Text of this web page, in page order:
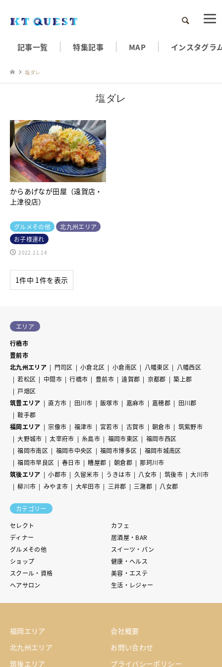
検索
記事一覧 特集記事 MAP インスタグラ
塩ダレ
塩ダレ
からあげなが田屋（遠賀店・
上津役店）
グルメその他
北九州エリア
お子様連れ
2022.11.14
1件中 1件を表示
エリア
行橋市
豊前市
北九州エリア
門司区 小倉北区 小倉南区 八幡東区
八幡西区
若松区
中間市 行橋市 豊前市 遠賀郡 京都郡
築上郡
戸畑区
筑豊エリア
直方市 田川市 飯塚市 嘉麻市 嘉穂郡
田川郡
鞍手郡
福岡エリア
宗像市 福津市 宮若市 古賀市 朝倉市
筑紫野市
大野城市
太宰府市 糸島市 福岡市東区
福岡市西区
福岡市南区
福岡市中央区 福岡市博多区
福岡市城南区
福岡市早良区
春日市 糟屋郡 朝倉郡
那珂川市
筑後エリア
小郡市 久留米市 うきは市 八女市 筑後市
大川市
柳川市
みやま市 大牟田市 三井郡 三潴郡 八女郡
カテゴリー
セレクト
カフェ
ディナー
居酒屋・BAR
グルメその他
スイーツ・パン
ショップ
健康・ヘルス
スクール・資格
美容・エステ
ヘアサロン
生活・レジャー
福岡エリア
北九州エリア
筑後エリア
会社概要
お問い合わせ
プライバシーポリシー